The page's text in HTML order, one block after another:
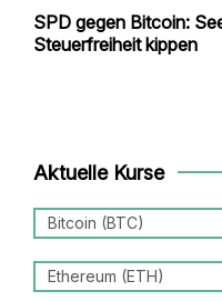
SPD gegen Bitcoin:
Steuerfreiheit kippen
Aktuelle Kurse
Bitcoin (BTC)
Ethereum (ETH)